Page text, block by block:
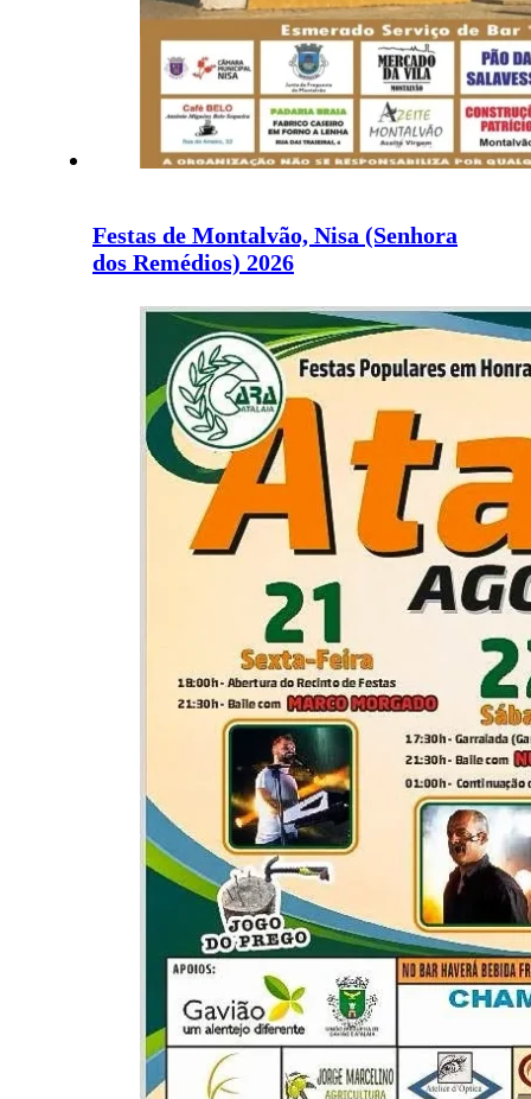
Festas de Montalvão, Nisa (Senhora
dos Remédios) 2026